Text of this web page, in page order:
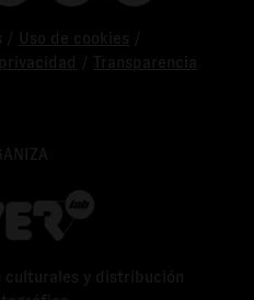
/ Uso de cookies
Transparencia
culturales y distribución